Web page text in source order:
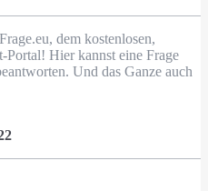
dem kostenlosen,
Portal! Hier kannst eine Frage
Und das Ganze auch